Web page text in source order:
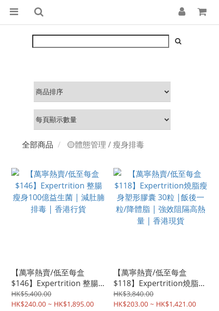
全部商品 🟡體態管理 / 瘦身排毒
【萬寧熱賣/低至每盒
$146】Expertrition 整腸
瘦身100億益生菌 | 減肚腩
排毒 | 香港行貨
HK$5,400.00
HK$240.00 ~ HK$1,895.00
【萬寧熱賣/低至每盒
$118】Expertrition燒脂瘦
身塑形膠囊 30粒 |飯後一
粒/降體脂 | 強效阻隔高熱
HK$3,840.00
HK$203.00 ~ HK$1,421.00